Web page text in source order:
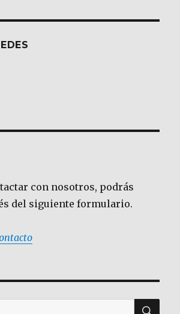
con nosotros, podrás
del siguiente formulario.